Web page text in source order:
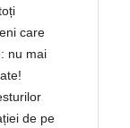
care
nu mai
de pe